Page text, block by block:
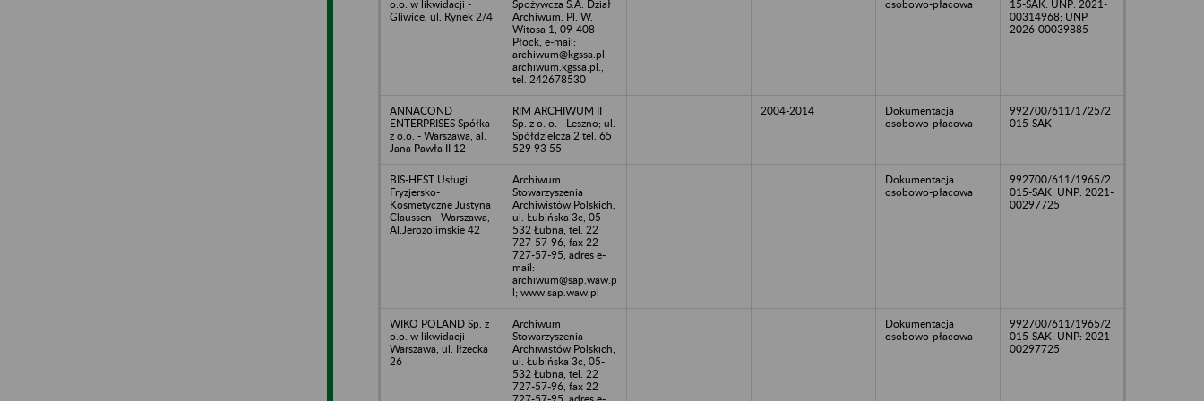
o.o. w likwidacji -
Gliwice, ul. Rynek 2/4
Spożywcza S.A. Dział
Archiwum. Pl. W.
Witosa 1, 09-408
Płock, e-mail:
archiwum@kgssa.pl,
archiwum.kgssa.pl.,
tel. 242678530
osobowo-płacowa
15-SAK: UNP: 2021-
00314968; UNP
2026-00039885
ANNACOND
ENTERPRISES Spółka
z o.o. - Warszawa, al.
Jana Pawła II 12
RIM ARCHIWUM II
Sp. z o. o. - Leszno; ul.
Spółdzielcza 2 tel. 65
529 93 55
2004-2014
Dokumentacja
osobowo-płacowa
992700/611/1725/2
015-SAK
BIS-HEST Usługi
Fryzjersko-
Kosmetyczne Justyna
Claussen - Warszawa,
Al.Jerozolimskie 42
Archiwum
Stowarzyszenia
Archiwistów Polskich,
ul. Łubińska 3c, 05-
532 Łubna, tel. 22
727-57-96, fax 22
727-57-95, adres e-
mail:
archiwum@sap.waw.p
l; www.sap.waw.pl
Dokumentacja
osobowo-płacowa
992700/611/1965/2
015-SAK; UNP: 2021-
00297725
WIKO POLAND Sp. z
o.o. w likwidacji -
Warszawa, ul. Iłżecka
26
Archiwum
Stowarzyszenia
Archiwistów Polskich,
ul. Łubińska 3c, 05-
532 Łubna, tel. 22
727-57-96, fax 22
Dokumentacja
osobowo-płacowa
992700/611/1965/2
015-SAK; UNP: 2021-
00297725